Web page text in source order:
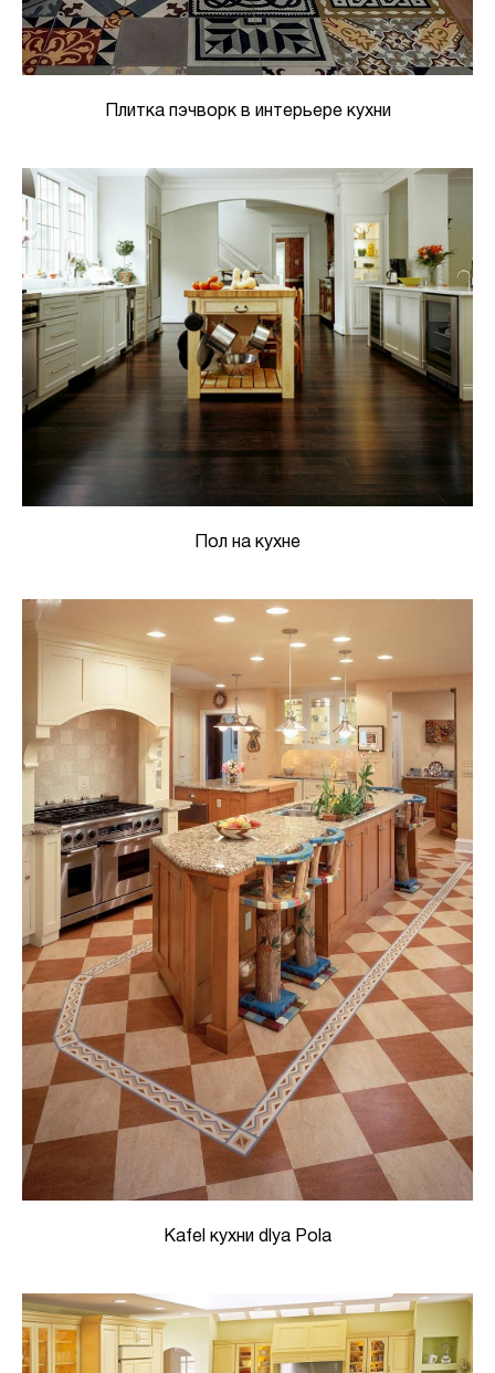
Плитка пэчворк в интерьере кухни
Пол на кухне
Kafel кухни dlya Pola